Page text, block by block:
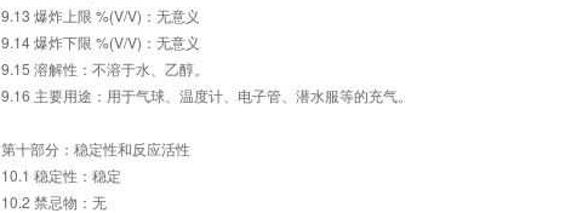
9.13 爆炸上限 %(V/V)：无意义
9.14 爆炸下限 %(V/V)：无意义
9.15 溶解性：不溶于水、乙醇。
9.16 主要用途：用于气球、温度计、电子管、潜水服等的充气。
第十部分：稳定性和反应活性
10.1 稳定性：稳定
10.2 禁忌物：无